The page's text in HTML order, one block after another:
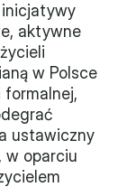
inicjatywy
aktywne
w Polsce
formalnej,
ustawiczny
w oparciu